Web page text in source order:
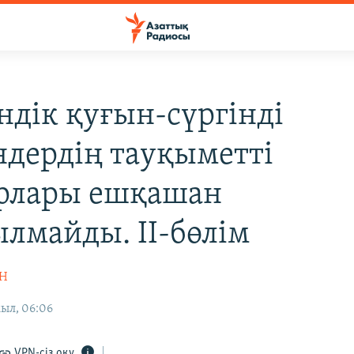
қуғын-сүргінді
тауқыметті
ешқашан
ІІ-бөлім
06:06